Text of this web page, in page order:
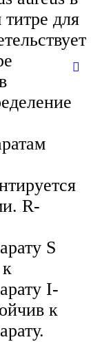
для
R-
S
I-
к